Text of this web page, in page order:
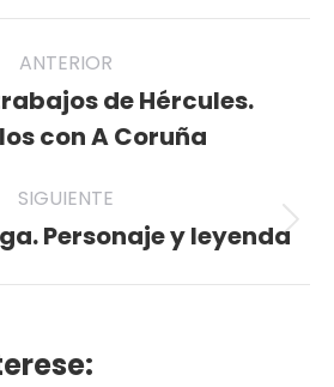
FacebookLinkedInWhatsApp
ANTERIOR
Publicación
anterior:
de Hércules.
con A Coruña
SIGUIENTE
Publicación
Personaje y leyenda